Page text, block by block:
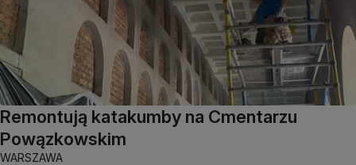
Remontują katakumby na Cmentarzu
Powązkowskim
WARSZAWA